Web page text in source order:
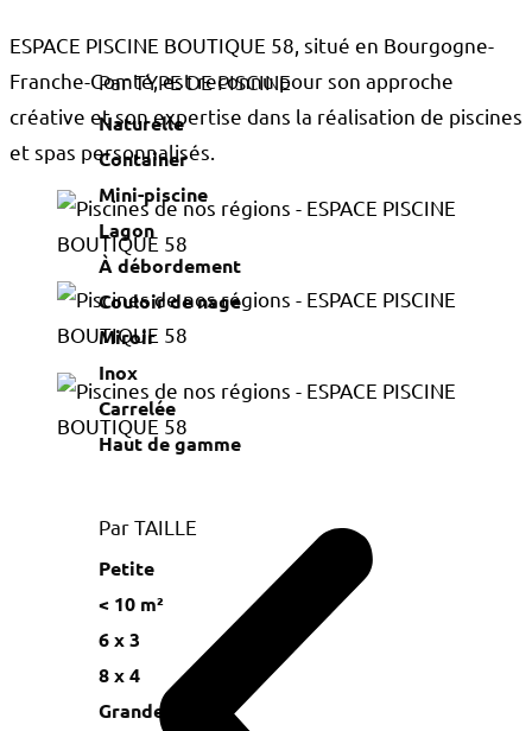
Par TYPE DE PISCINE
Naturelle
Container
Mini-piscine
Lagon
À débordement
Couloir de nage
Miroir
Inox
Carrelée
Haut de gamme
Par TAILLE
Petite
< 10 m²
6 x 3
8 x 4
Grande
ESPACE PISCINE BOUTIQUE 58, situé en Bourgogne-
Franche-Comté, est reconnu pour son approche
créative et son expertise dans la réalisation de piscines
et spas personnalisés.